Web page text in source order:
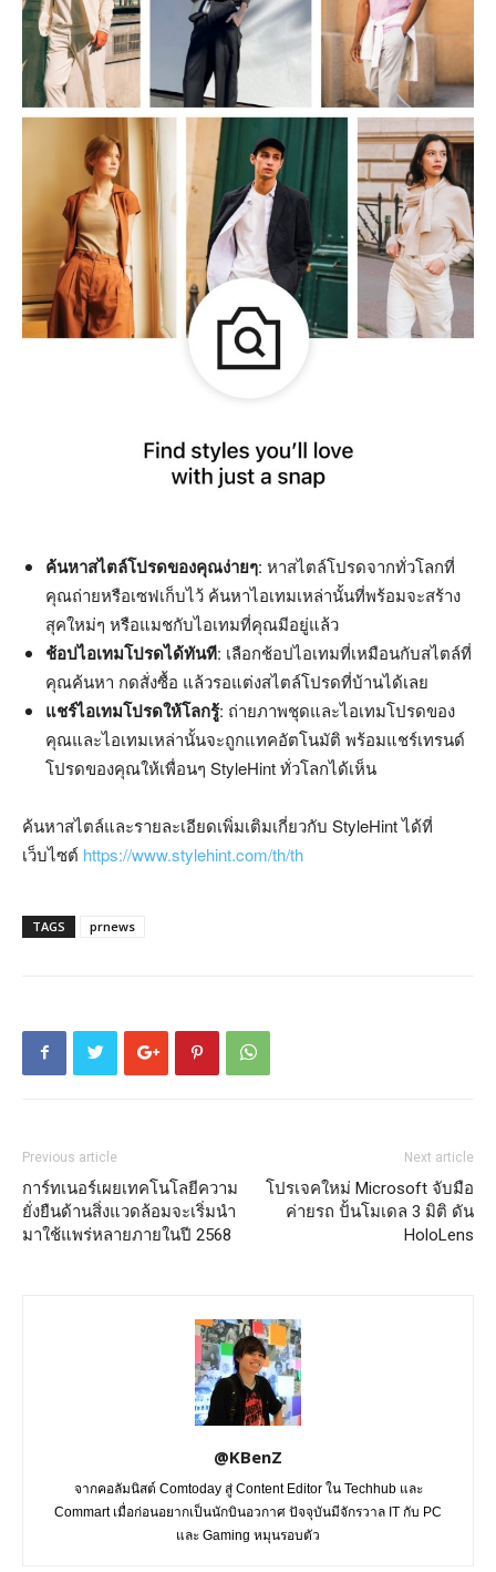
ค้นหาสไตล์โปรดของคุณง่ายๆ: หาสไตล์โปรดจากทั่วโลกที่
คุณถ่ายหรือเซฟเก็บไว้ ค้นหาไอเทมเหล่านั้นที่พร้อมจะสร้าง
สุคใหม่ๆ หรือแมชกับไอเทมที่คุณมีอยู่แล้ว
ช้อปไอเทมโปรดได้ทันที: เลือกช้อปไอเทมที่เหมือนกับสไตล์ที่
คุณค้นหา กดสั่งซื้อ แล้วรอแต่งสไตล์โปรดที่บ้านได้เลย
แชร์ไอเทมโปรดให้โลกรู้: ถ่ายภาพชุดและไอเทมโปรดของ
คุณและไอเทมเหล่านั้นจะถูกแทคอัตโนมัติ พร้อมแชร์เทรนด์
โปรดของคุณให้เพื่อนๆ StyleHint ทั่วโลกได้เห็น
ค้นหาสไตล์และรายละเอียดเพิ่มเติมเกี่ยวกับ StyleHint ได้ที่
เว็บไซต์ https://www.stylehint.com/th/th
TAGS prnews
Previous article
การ์ทเนอร์เผยเทคโนโลยีความ
ยั่งยืนด้านสิ่งแวดล้อมจะเริ่มนำ
มาใช้แพร่หลายภายในปี 2568
Next article
โปรเจคใหม่ Microsoft จับมือ
ค่ายรถ ปั้นโมเดล 3 มิติ ดัน
HoloLens
@KBenZ
จากคอลัมนิสต์ Comtoday สู่ Content Editor ใน Techhub และ
Commart เมื่อก่อนอยากเป็นนักบินอวกาศ ปัจจุบันมีจักรวาล IT กับ PC
และ Gaming หมุนรอบตัว